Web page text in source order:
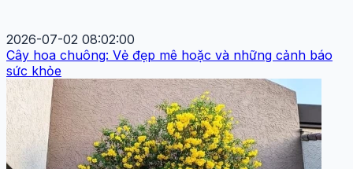
2026-07-02 08:02:00
Cây hoa chuông: Vẻ đẹp mê hoặc và những cảnh báo
sức khỏe